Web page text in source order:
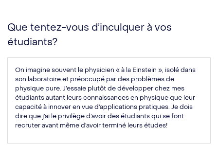
Que tentez-vous d’inculquer à vos
étudiants?
On imagine souvent le physicien « à la Einstein », isolé dans
son laboratoire et préoccupé par des problèmes de
physique pure. J’essaie plutôt de développer chez mes
étudiants autant leurs connaissances en physique que leur
capacité à innover en vue d’applications pratiques. Je dois
dire que j’ai le privilège d’avoir des étudiants qui se font
recruter avant même d’avoir terminé leurs études!